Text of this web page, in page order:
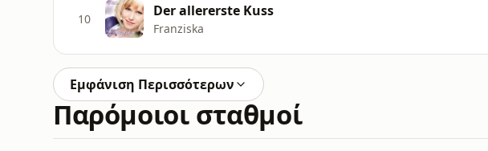
10 Der allererste Kuss
Franziska
Εμφάνιση Περισσότερων
Παρόμοιοι σταθμοί